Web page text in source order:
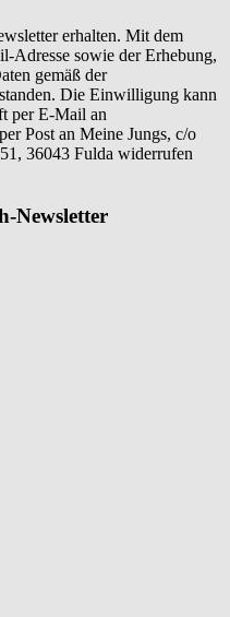
erhalten. Mit dem
Adresse sowie der Erhebung,
gemäß der
Die Einwilligung kann
per E-Mail an
Post an Meine Jungs, c/o
36043 Fulda widerrufen
Newsletter